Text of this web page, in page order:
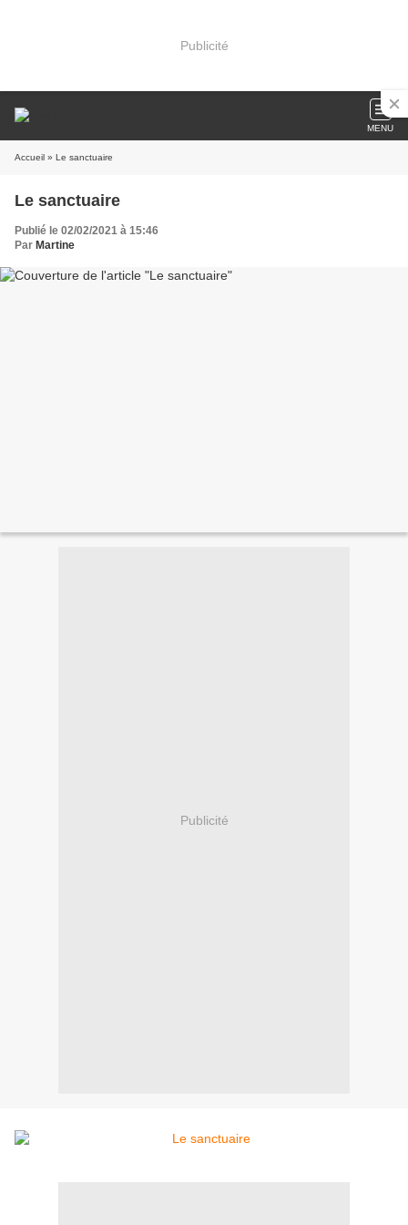
Publicité
MENU
Accueil » Le sanctuaire
Le sanctuaire
Publié le 02/02/2021 à 15:46
Par Martine
Publicité